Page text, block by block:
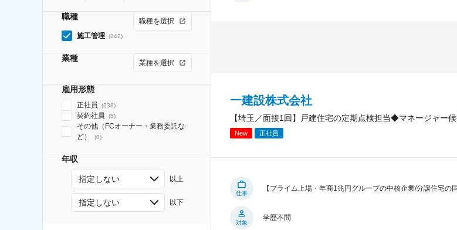
職種
職種を選択
施工管理 (242)
業種 業種を選択
雇用形態
正社員 (238)
契約社員 (5)
その他（FCオーナー・業務委託な
ど）
(0)
年収
指定しない 以上
指定しない 以下
一建設株式会社
【埼玉／面接1回】戸建住宅の定期点検担当◆マネージャ
New 正社員
仕事
【プライム上場・年商1兆円グループの中核企業/分譲住宅
対象
学歴不問